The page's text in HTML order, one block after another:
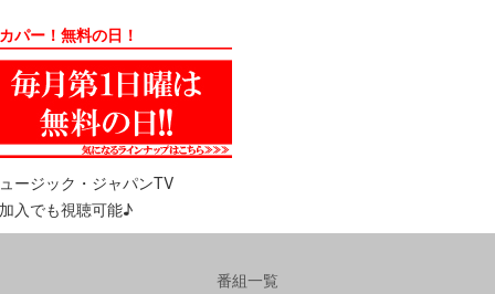
パー！無料の日！
ージック・ジャパンTV
入でも視聴可能♪
番組一覧